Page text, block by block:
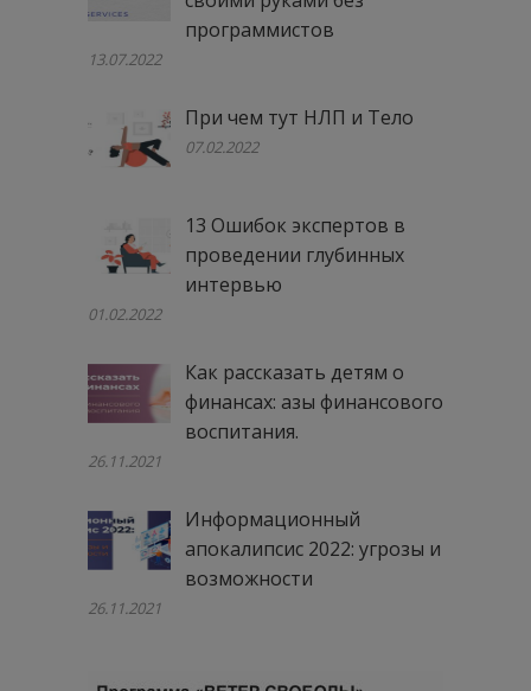
программистов
13.07.2022
При чем тут НЛП и Тело
07.02.2022
13 Ошибок экспертов в
проведении глубинных
интервью
01.02.2022
Как рассказать детям о
финансах: азы финансового
воспитания.
26.11.2021
Информационный
апокалипсис 2022: угрозы и
возможности
26.11.2021